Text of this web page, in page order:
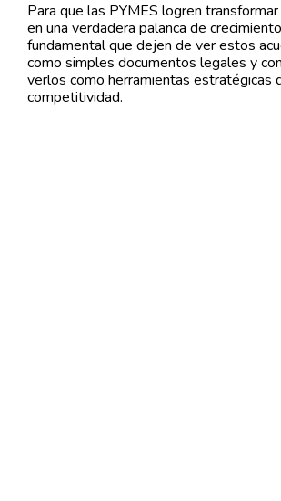
Para que las PYMES logren
en una verdadera palanca de
fundamental que dejen de ver estos
como simples documentos legales y
verlos como herramientas estratégicas
competitividad.